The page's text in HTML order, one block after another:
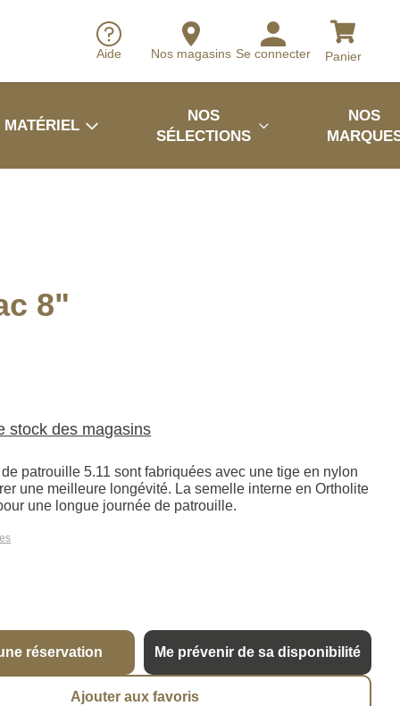
Aide Nos magasins Se connecter Panier
MATÉRIEL
NOS
SÉLECTIONS
NOS
8"
stock des magasins
patrouille 5.11 sont fabriquées avec une tige en nylon
une meilleure longévité. La semelle interne en Ortholite
une longue journée de patrouille.
réservation Me prévenir de sa disponibilité
Ajouter aux favoris